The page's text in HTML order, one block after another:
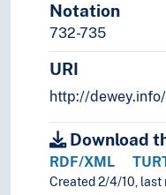
Notation
732-735
URI
http://
Download
RDF/XML
Created 2/4/10,